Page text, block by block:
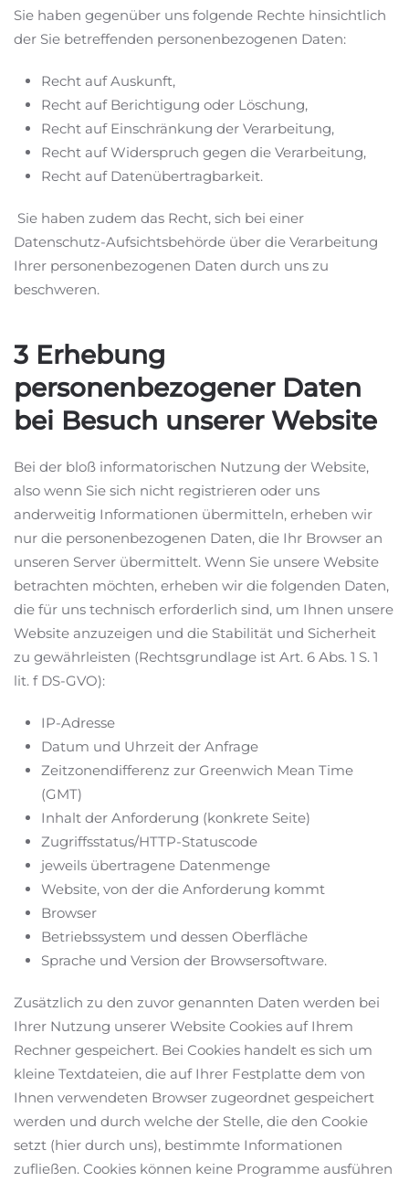
Sie haben gegenüber uns folgende Rechte hinsichtlich
der Sie betreffenden personenbezogenen Daten:
Recht auf Auskunft,
Recht auf Berichtigung oder Löschung,
Recht auf Einschränkung der Verarbeitung,
Recht auf Widerspruch gegen die Verarbeitung,
Recht auf Datenübertragbarkeit.
Sie haben zudem das Recht, sich bei einer
Datenschutz-Aufsichtsbehörde über die Verarbeitung
Ihrer personenbezogenen Daten durch uns zu
beschweren.
3 Erhebung
personenbezogener Daten
bei Besuch unserer Website
Bei der bloß informatorischen Nutzung der Website,
also wenn Sie sich nicht registrieren oder uns
anderweitig Informationen übermitteln, erheben wir
nur die personenbezogenen Daten, die Ihr Browser an
unseren Server übermittelt. Wenn Sie unsere Website
betrachten möchten, erheben wir die folgenden Daten,
die für uns technisch erforderlich sind, um Ihnen unsere
Website anzuzeigen und die Stabilität und Sicherheit
zu gewährleisten (Rechtsgrundlage ist Art. 6 Abs. 1 S. 1
lit. f DS-GVO):
IP-Adresse
Datum und Uhrzeit der Anfrage
Zeitzonendifferenz zur Greenwich Mean Time
(GMT)
Inhalt der Anforderung (konkrete Seite)
Zugriffsstatus/HTTP-Statuscode
jeweils übertragene Datenmenge
Website, von der die Anforderung kommt
Browser
Betriebssystem und dessen Oberfläche
Sprache und Version der Browsersoftware.
Zusätzlich zu den zuvor genannten Daten werden bei
Ihrer Nutzung unserer Website Cookies auf Ihrem
Rechner gespeichert. Bei Cookies handelt es sich um
kleine Textdateien, die auf Ihrer Festplatte dem von
Ihnen verwendeten Browser zugeordnet gespeichert
werden und durch welche der Stelle, die den Cookie
setzt (hier durch uns), bestimmte Informationen
zufließen. Cookies können keine Programme ausführen